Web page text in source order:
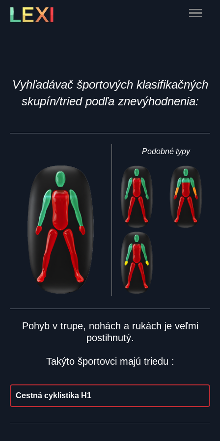
Skip
Main
Vyhľadávač športových klasifikačných
skupín/tried podľa znevýhodnenia:
Podobné typy
Pohyb v trupe, nohách a rukách je veľmi
postihnutý.
Takýto športovci majú triedu :
Cestná cyklistika H1